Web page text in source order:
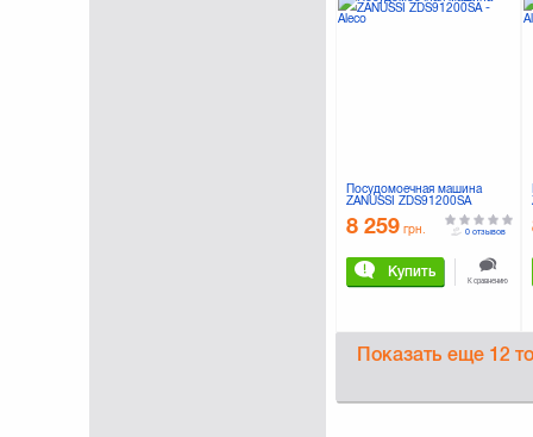
Посудомоечная машина
ZANUSSI ZDS91200SA
8 259 грн.
Купить
0 отзывов
К сравнению
Показать еще 12